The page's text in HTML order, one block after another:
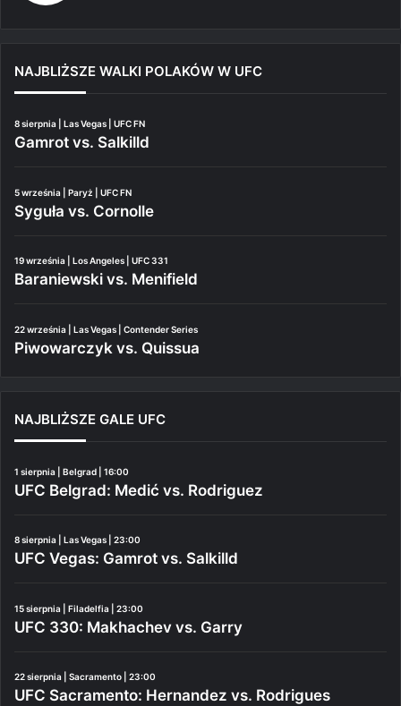
NAJBLIŻSZE WALKI POLAKÓW W UFC
8 sierpnia | Las Vegas | UFC FN
Gamrot vs. Salkilld
5 września | Paryż | UFC FN
Syguła vs. Cornolle
19 września | Los Angeles | UFC 331
Baraniewski vs. Menifield
22 września | Las Vegas | Contender Series
Piwowarczyk vs. Quissua
NAJBLIŻSZE GALE UFC
1 sierpnia | Belgrad | 16:00
UFC Belgrad: Medić vs. Rodriguez
8 sierpnia | Las Vegas | 23:00
UFC Vegas: Gamrot vs. Salkilld
15 sierpnia | Filadelfia | 23:00
UFC 330: Makhachev vs. Garry
22 sierpnia | Sacramento | 23:00
UFC Sacramento: Hernandez vs. Rodrigues